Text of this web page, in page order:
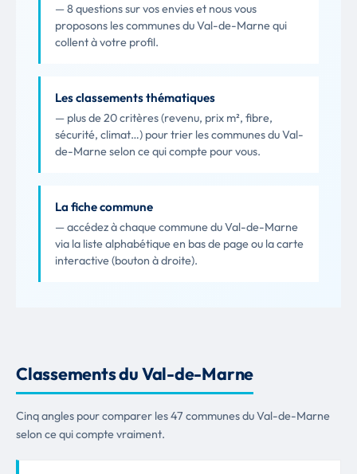
— 8 questions sur vos envies et nous vous
proposons les communes du Val-de-Marne qui
collent à votre profil.
Les classements thématiques
— plus de 20 critères (revenu, prix m², fibre,
sécurité, climat…) pour trier les communes du Val-
de-Marne selon ce qui compte pour vous.
La fiche commune
— accédez à chaque commune du Val-de-Marne
via la liste alphabétique en bas de page ou la carte
interactive (bouton à droite).
Classements du Val-de-Marne
Cinq angles pour comparer les 47 communes du Val-de-Marne
selon ce qui compte vraiment.